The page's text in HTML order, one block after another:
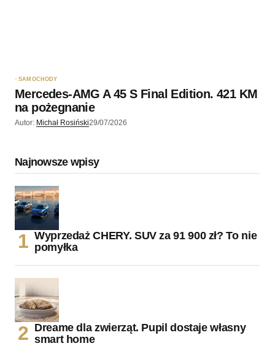
SAMOCHODY
Mercedes-AMG A 45 S Final Edition. 421 KM
na pożegnanie
Autor: Michał Rosiński29/07/2026
Najnowsze wpisy
Wyprzedaż CHERY. SUV za 91 900 zł? To nie
pomyłka
Dreame dla zwierząt. Pupil dostaje własny
smart home